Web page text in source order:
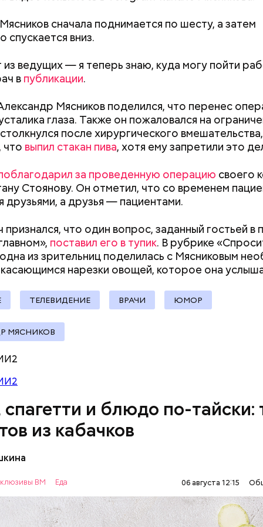
сначала поднимается по шесту, а затем
вниз.
ведущих — я теперь знаю, куда могу пойти
в публикации.
Мясников поделился, что перенес
глаза. Также он пожаловался на
после хирургического
что выпил стакан пива, хотя ему запретили это
за проведенную операцию своего
Стоянову. Он отметил, что со временем
друзьями, а друзья — пациентами.
признался, что один вопрос, заданный гостьей в
поставил его в тупик. В рубрике
из зрительниц поделилась с Мясниковым
нарезки овощей, которое она
ТЕЛЕВИДЕНИЕ ВРАЧИ ЮМОР
МЯСНИКОВ
спагетти и блюдо по-тайски:
из кабачков
ВМ Еда 06 августа 12:15
ОВОЩИ РЕЦЕПТЫ
не получить штраф
рублей от
трудной
претендовать и
документы